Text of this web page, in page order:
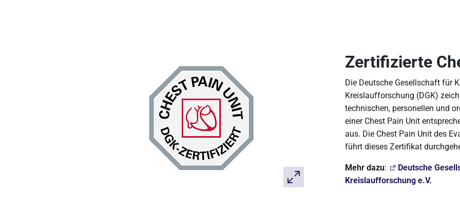
Zertifizierte
Die Deutsche Gesellschaft für
Kreislaufforschung (DGK)
technischen, personellen und
einer Chest Pain Unit
aus. Die Chest Pain Unit des
führt dieses Zertifikat
Mehr dazu:
Deutsche
Kreislaufforschung e.V.